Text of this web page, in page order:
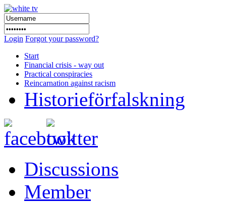
Login Forgot your password?
Start
Financial crisis - way out
Practical conspiracies
Reincarnation against racism
Historieförfalskning
Discussions
Member